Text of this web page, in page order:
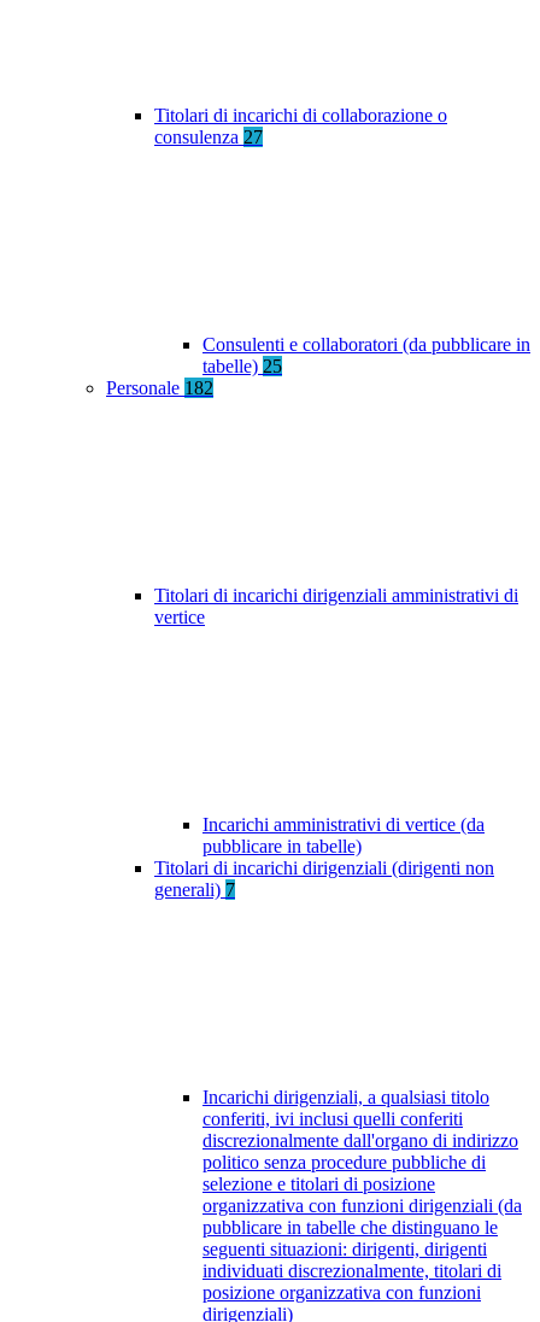
Titolari di incarichi di collaborazione o
consulenza 27
Consulenti e collaboratori (da pubblicare in
tabelle) 25
Personale 182
Titolari di incarichi dirigenziali amministrativi di
vertice
Incarichi amministrativi di vertice (da
pubblicare in tabelle)
Titolari di incarichi dirigenziali (dirigenti non
generali) 7
Incarichi dirigenziali, a qualsiasi titolo
conferiti, ivi inclusi quelli conferiti
discrezionalmente dall'organo di indirizzo
politico senza procedure pubbliche di
selezione e titolari di posizione
organizzativa con funzioni dirigenziali (da
pubblicare in tabelle che distinguano le
seguenti situazioni: dirigenti, dirigenti
individuati discrezionalmente, titolari di
posizione organizzativa con funzioni
dirigenziali)